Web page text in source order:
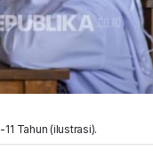
Tahun (ilustrasi).